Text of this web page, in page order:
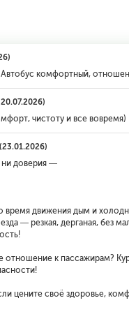
комфортный,
чистоту и все вовремя)
(23.01.2026)
ни доверия —
время движения дым и
— резкая, дерганая, без
отношение к пассажирам?
цените своё здоровье,